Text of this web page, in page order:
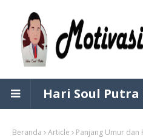
Hari Soul Putra
Beranda Article Panjang Umur dan